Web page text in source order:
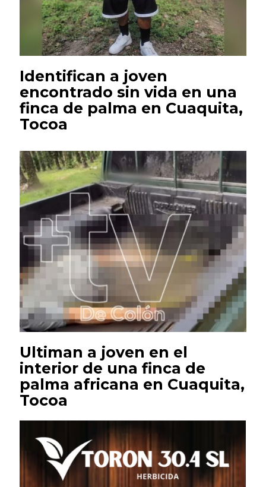
Identifican a joven
encontrado sin vida en una
finca de palma en Cuaquita,
Tocoa
Ultiman a joven en el
interior de una finca de
palma africana en Cuaquita,
Tocoa